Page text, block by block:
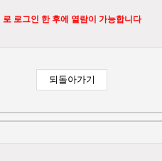
로 로그인 한 후에 열람이 가능합니다